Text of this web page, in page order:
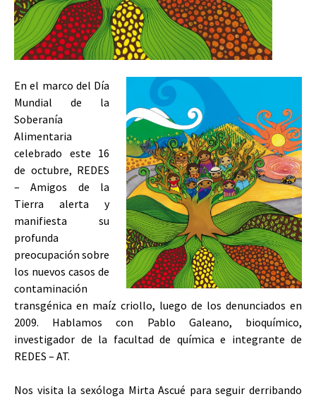
En el marco del Día
Mundial de la
Soberanía
Alimentaria
celebrado este 16
de octubre, REDES
– Amigos de la
Tierra alerta y
manifiesta su
profunda
preocupación sobre
los nuevos casos de
contaminación
transgénica en maíz criollo, luego de los denunciados en
2009. Hablamos con Pablo Galeano, bioquímico,
investigador de la facultad de química e integrante de
REDES – AT.
Nos visita la sexóloga Mirta Ascué para seguir derribando